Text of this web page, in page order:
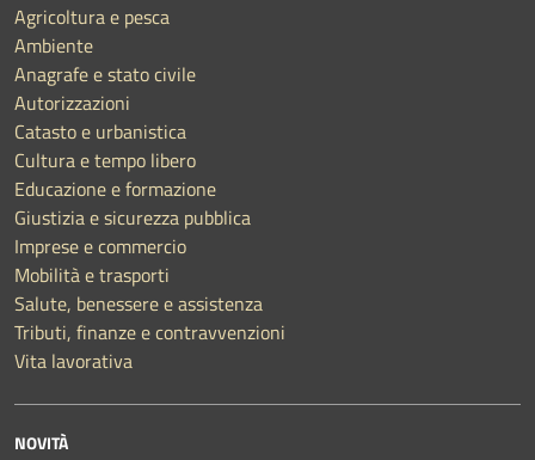
Agricoltura e pesca
Ambiente
Anagrafe e stato civile
Autorizzazioni
Catasto e urbanistica
Cultura e tempo libero
Educazione e formazione
Giustizia e sicurezza pubblica
Imprese e commercio
Mobilità e trasporti
Salute, benessere e assistenza
Tributi, finanze e contravvenzioni
Vita lavorativa
NOVITÀ